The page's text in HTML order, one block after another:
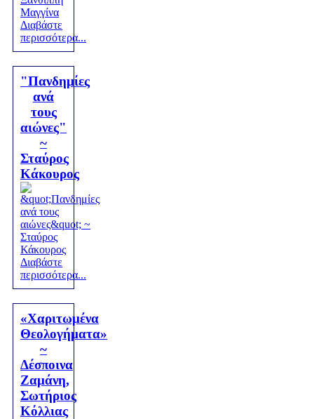
Διαβάστε
περισσότερα...
"Πανδημίες
ανά
τους
αιώνες"
~
Σταύρος
Κάκουρος
Διαβάστε
περισσότερα...
«Χαριτωμένα
Θεολογήματα»
~
Δέσποινα
Ζαμάνη,
Σωτήριος
Κόλλιας